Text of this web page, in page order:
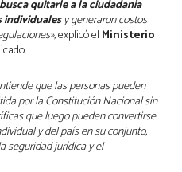
quitarle a la ciudadanía
individualesy generaron costos
explicó el Ministerio
que las personas pueden
por la Constitución Nacional sin
que luego pueden convertirse
y del país en su conjunto,
seguridad jurídica y el